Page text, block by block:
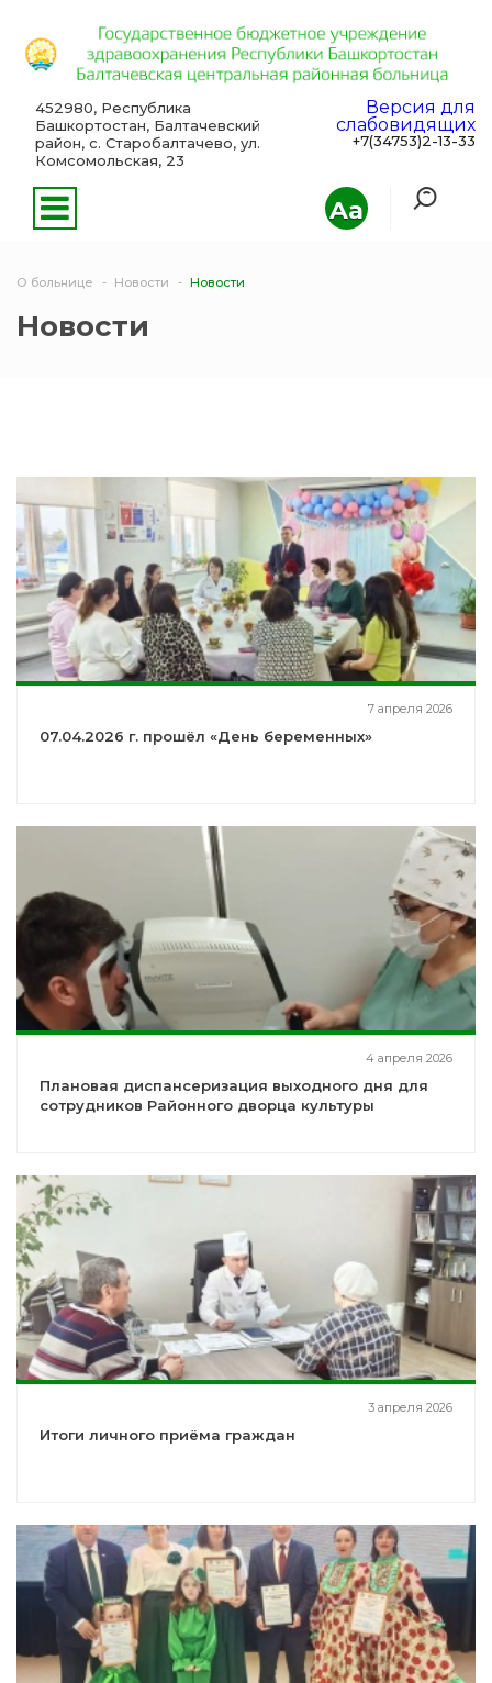
Aa
452980, Республика
Башкортостан, Балтачевский
район, с. Старобалтачево, ул.
Комсомольская, 23
Версия для
слабовидящих
+7(34753)2-13-33
О больнице Новости Новости
Новости
7 апреля 2026
07.04.2026 г. прошёл «День беременных»
4 апреля 2026
Плановая диспансеризация выходного дня для
сотрудников Районного дворца культуры
3 апреля 2026
Итоги личного приёма граждан